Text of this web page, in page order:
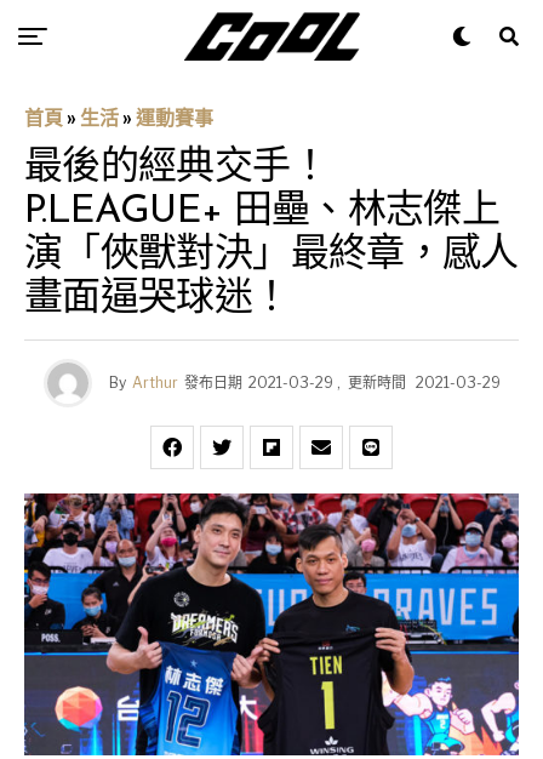
首頁 » 生活 » 運動賽事
最後的經典交手！
P.LEAGUE+ 田壘、林志傑上
演「俠獸對決」最終章，感人
畫面逼哭球迷！
By Arthur 發布日期 2021-03-29 , 更新時間 2021-03-29